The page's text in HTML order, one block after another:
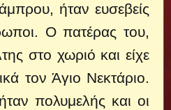
ήταν ευσεβείς
Ο πατέρας του,
στο χωριό και είχε
τον Άγιο Νεκτάριο.
πολυμελής και οι